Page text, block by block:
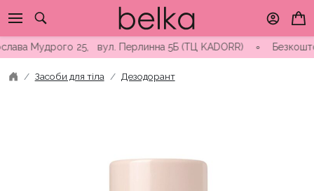
to
content
25, вул. Перлинна 5Б (ТЦ KADORR) ∘ Безкоштовна
Засоби для тіла Дезодорант